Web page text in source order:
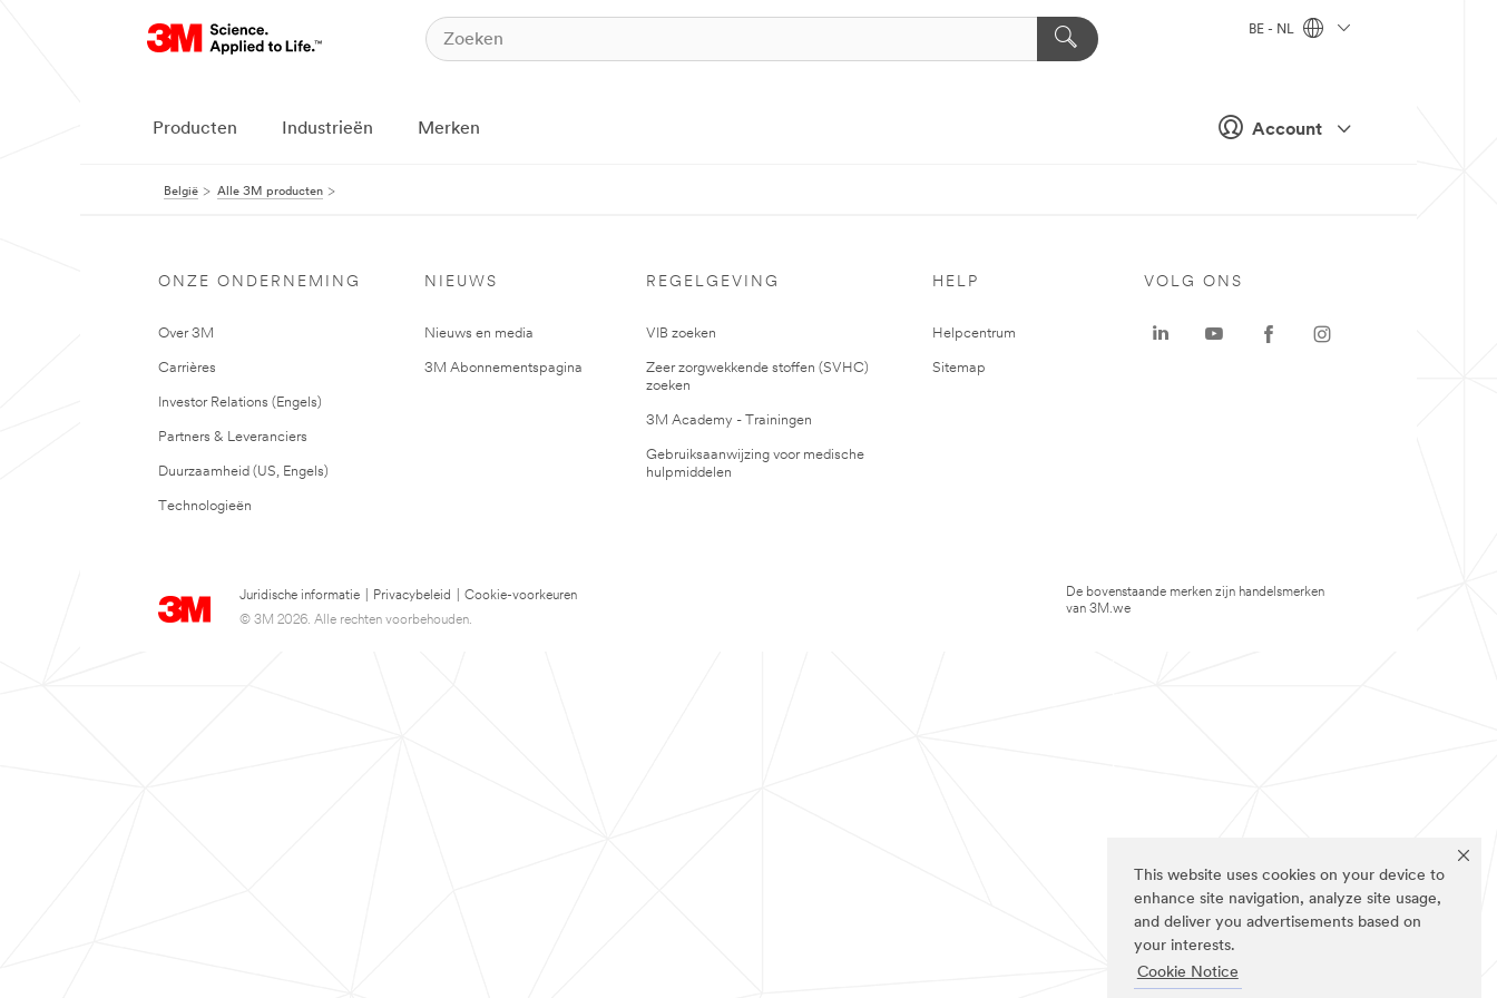
This website uses cookies on your device to
enhance site navigation, analyze site usage,
and deliver you advertisements based on
your interests.
Cookie Notice
Account
BE - NL
Producten Industrieën Merken
België Alle 3M producten
ONZE ONDERNEMING
Over 3M
Carrières
Investor Relations (Engels)
Partners & Leveranciers
Duurzaamheid (US, Engels)
Technologieën
NIEUWS
Nieuws en media
3M Abonnementspagina
REGELGEVING
VIB zoeken
Zeer zorgwekkende stoffen (SVHC)
zoeken
3M Academy - Trainingen
Gebruiksaanwijzing voor medische
hulpmiddelen
HELP
Helpcentrum
Sitemap
Juridische informatie Privacybeleid
Cookie-voorkeuren
© 3M 2026. Alle rechten voorbehouden.
VOLG ONS
De bovenstaande merken zijn handelsmerken
van 3M.we